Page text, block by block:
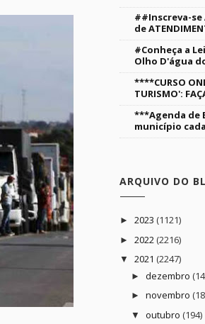
##Inscreva-se
de
#Conheça a
Olho D'água
****CURSO
TURISMO':
***Agenda de
município
ARQUIVO DO
► 2023 (1121)
► 2022 (2216)
▼ 2021 (2247)
► dezembro
► novembro
▼ outubro (194)